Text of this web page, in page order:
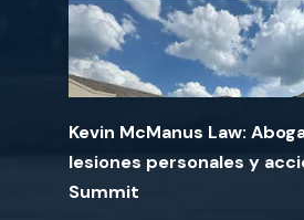
Kevin McManus Law:
lesiones personales y
Summit